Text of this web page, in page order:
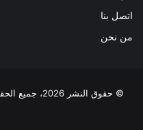
اتصل بنا
من نحن
© حقوق النشر 2026، جميع الحقوق محفوظة |